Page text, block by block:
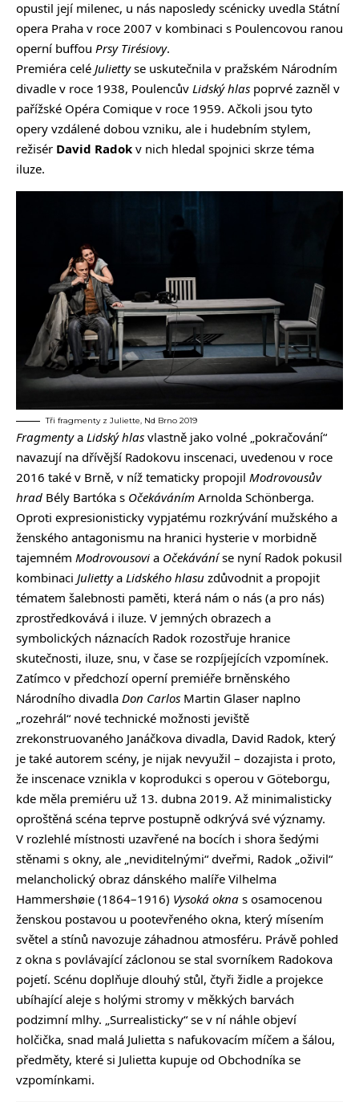
opustil její milenec, u nás naposledy scénicky uvedla Státní
opera Praha v roce 2007 v kombinaci s Poulencovou ranou
operní buffou Prsy Tirésiovy.
Premiéra celé Juliettyse uskutečnila v pražském Národním
divadle v roce 1938, Poulencův Lidský hlas poprvé zazněl v
pařížské Opéra Comique v roce 1959. Ačkoli jsou tyto
opery vzdálené dobou vzniku, ale i hudebním stylem,
režisér David Radok v nich hledal spojnici skrze téma
iluze.
Tři fragmenty z Juliette, Nd Brno 2019
Fragmentya Lidský hlas vlastně jako volné „pokračování“
navazují na dřívější Radokovu inscenaci, uvedenou v roce
2016 také v Brně, v níž tematicky propojil Modrovousův
hrad Bély Bartóka s Očekáváním Arnolda Schönberga.
Oproti expresionisticky vypjatému rozkrývání mužského a
ženského antagonismu na hranici hysterie v morbidně
tajemném Modrovousovi a Očekáváníse nyní Radok pokusil
kombinaci Juliettya Lidského hlasu zdůvodnit a propojit
tématem šalebnosti paměti, která nám o nás (a pro nás)
zprostředkovává i iluze. V jemných obrazech a
symbolických náznacích Radok rozostřuje hranice
skutečnosti, iluze, snu, v čase se rozpíjejících vzpomínek.
Zatímco v předchozí operní premiéře brněnského
Národního divadla Don Carlos Martin Glaser naplno
„rozehrál“ nové technické možnosti jeviště
zrekonstruovaného Janáčkova divadla, David Radok, který
je také autorem scény, je nijak nevyužil – dozajista i proto,
že inscenace vznikla v koprodukci s operou v Göteborgu,
kde měla premiéru už 13. dubna 2019. Až minimalisticky
oproštěná scéna teprve postupně odkrývá své významy.
V rozlehlé místnosti uzavřené na bocích i shora šedými
stěnami s okny, ale „neviditelnými“ dveřmi, Radok „oživil“
melancholický obraz dánského malíře Vilhelma
Hammershøie (1864–1916) Vysoká okna s osamocenou
ženskou postavou u pootevřeného okna, který mísením
světel a stínů navozuje záhadnou atmosféru. Právě pohled
z okna s povlávající záclonou se stal svorníkem Radokova
pojetí. Scénu doplňuje dlouhý stůl, čtyři židle a projekce
ubíhající aleje s holými stromy v měkkých barvách
podzimní mlhy. „Surrealisticky“ se v ní náhle objeví
holčička, snad malá Julietta s nafukovacím míčem a šálou,
předměty, které si Julietta kupuje od Obchodníka se
vzpomínkami.